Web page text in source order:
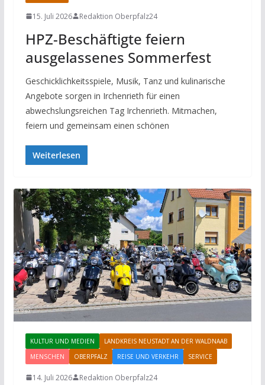
15. Juli 2026 Redaktion Oberpfalz24
HPZ-Beschäftigte feiern
ausgelassenes Sommerfest
Geschicklichkeitsspiele, Musik, Tanz und kulinarische
Angebote sorgen in Irchenrieth für einen
abwechslungsreichen Tag Irchenrieth. Mitmachen,
feiern und gemeinsam einen schönen
Weiterlesen
KULTUR UND MEDIEN
LANDKREIS NEUSTADT AN DER WALDNAAB
MENSCHEN
OBERPFALZ REISE UND VERKEHR SERVICE
14. Juli 2026 Redaktion Oberpfalz24